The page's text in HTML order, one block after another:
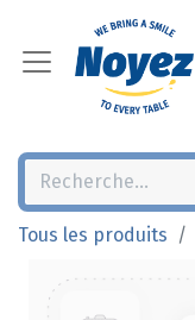
Tous les produits